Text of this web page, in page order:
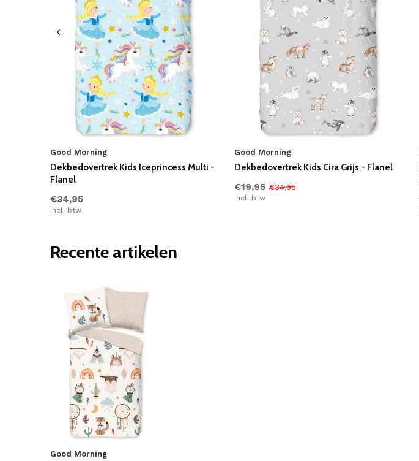
Good Morning
Dekbedovertrek Kids Iceprincess Multi -
Flanel
€34,95
Incl. btw
Good Morning
Dekbedovertrek Kids Cira Grijs - Flanel
€19,95 €34,95
Incl. btw
Recente artikelen
Good Morning